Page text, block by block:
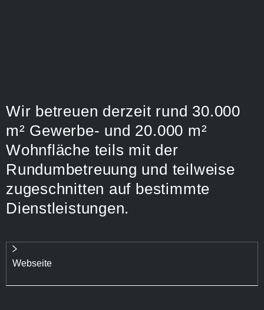
Wir betreuen derzeit rund 30.000
m² Gewerbe- und 20.000 m²
Wohnfläche teils mit der
Rundumbetreuung und teilweise
zugeschnitten auf bestimmte
Dienstleistungen.
Webseite